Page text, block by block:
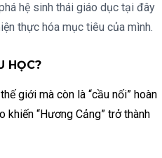
hệ sinh thái giáo dục tại đây
thực hóa mục tiêu của mình.
HỌC?
giới mà còn là “cầu nối” hoàn
“Hương Cảng” trở thành